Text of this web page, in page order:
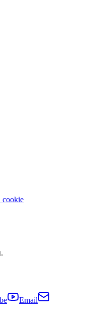
cookie
Email